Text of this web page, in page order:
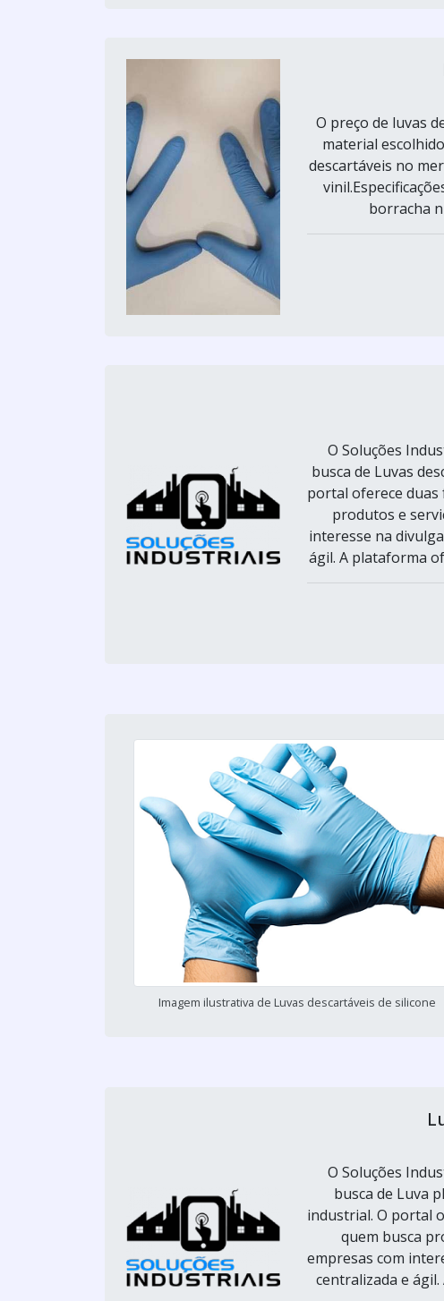
O preço de luvas
material
descartáveis no
borracha
O Soluções
busca de Luvas
portal oferece duas
produtos e
interesse na
ágil. A plataforma
Imagem ilustrativa de Luvas descartáveis de silicone
O Soluções
busca de Luva
industrial. O portal
quem busca
empresas com
centralizada e